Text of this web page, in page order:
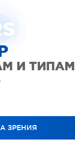
S
И ТИПАМ
ЗРЕНИЯ